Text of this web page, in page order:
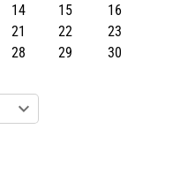
14 15
16
21 22
23
28 29
30